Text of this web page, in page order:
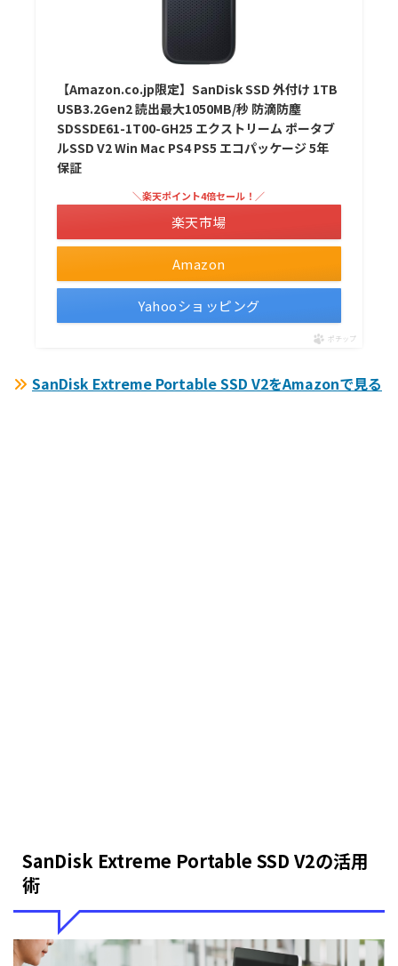
【Amazon.co.jp限定】SanDisk SSD 外付け 1TB
USB3.2Gen2 読出最大1050MB/秒 防滴防塵
SDSSDE61-1T00-GH25 エクストリーム ポータブ
ルSSD V2 Win Mac PS4 PS5 エコパッケージ 5年
保証
Amazon
＼楽天ポイント4倍セール！／
楽天市場
Yahooショッピング
ポチップ
SanDisk Extreme Portable SSD V2をAmazonで見る
SanDisk Extreme Portable SSD V2の活用
術